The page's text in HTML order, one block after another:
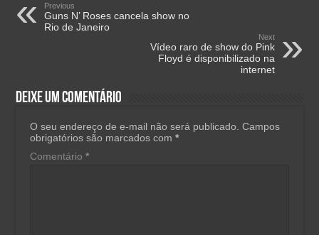
Previous
Guns N’ Roses cancela show no
Rio de Janeiro
Next
Vídeo raro de show do Pink
Floyd é disponibilizado na
internet
Deixe um comentário
O seu endereço de e-mail não será publicado. Campos
obrigatórios são marcados com*
Comentário*